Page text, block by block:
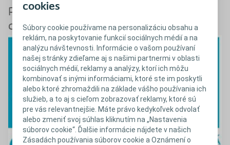
cookies
Súbory cookie používame na personalizáciu obsahu a
reklám, na poskytovanie funkcií sociálnych médií a na
analýzu návštevnosti. Informácie o vašom používaní
našej stránky zdieľame aj s našimi partnermi v oblasti
sociálnych médií, reklamy a analýzy, ktorí ich môžu
kombinovať s inými informáciami, ktoré ste im poskytli
alebo ktoré zhromaždili na základe vášho používania ich
služieb, a to aj s cieľom zobrazovať reklamy, ktoré sú
pre vás relevantnejšie. Máte právo kedykoľvek odvolať
alebo zmeniť svoj súhlas kliknutím na „Nastavenia
súborov cookie“. Ďalšie informácie nájdete v našich
Zásadách používania súborov cookie a Oznámení o
Prihláste sa do Coloplast Kontakt už
dnes!